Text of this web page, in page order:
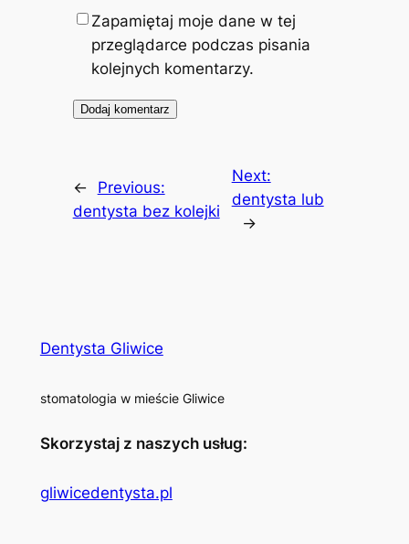
Zapamiętaj moje dane w tej
przeglądarce podczas pisania
kolejnych komentarzy.
←
Previous:
dentysta bez kolejki
Next:
dentysta lub
→
Dentysta Gliwice
stomatologia w mieście Gliwice
Skorzystaj z naszych usług:
gliwicedentysta.pl